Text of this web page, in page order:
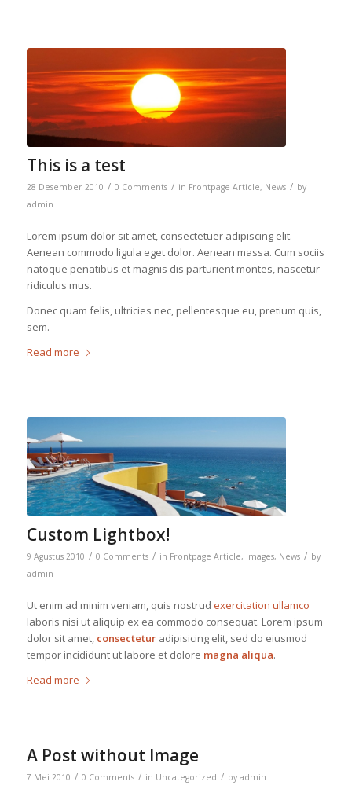
This is a test
28 Desember 2010 / 0 Comments / in Frontpage Article, News / by
admin
Lorem ipsum dolor sit amet, consectetuer adipiscing elit.
Aenean commodo ligula eget dolor. Aenean massa. Cum sociis
natoque penatibus et magnis dis parturient montes, nascetur
ridiculus mus.
Donec quam felis, ultricies nec, pellentesque eu, pretium quis,
sem.
Read more
Custom Lightbox!
9 Agustus 2010 / 0 Comments / in Frontpage Article, Images, News / by
admin
Ut enim ad minim veniam, quis nostrud exercitation ullamco
laboris nisi ut aliquip ex ea commodo consequat. Lorem ipsum
dolor sit amet, consecteturadipisicing elit, sed do eiusmod
tempor incididunt ut labore et dolore magna aliqua.
Read more
A Post without Image
7 Mei 2010 / 0 Comments / in Uncategorized / by admin